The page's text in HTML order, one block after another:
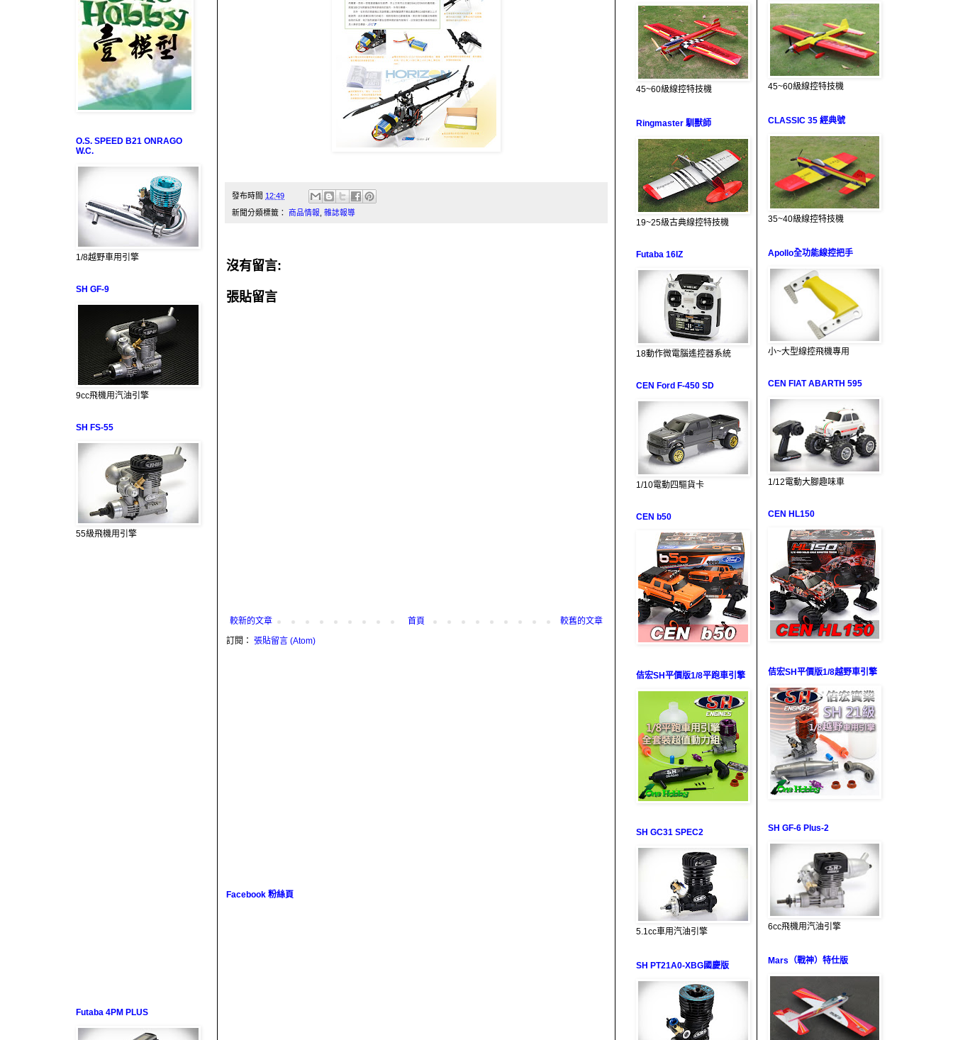
發布時間 12:49
新聞分類標籤： 商品情報, 雜誌報導
沒有留言:
張貼留言
較新的文章 較舊的文章
首頁
訂閱： 張貼留言 (Atom)
Facebook 粉絲頁
O.S. SPEED B21 ONRAGO
W.C.
1/8越野車用引擎
SH GF-9
9cc飛機用汽油引擎
SH FS-55
55級飛機用引擎
Futaba 4PM PLUS
45~60級線控特技機
Ringmaster 馴獸師
19~25級古典線控特技機
Futaba 16IZ
18動作微電腦遙控器系統
CEN Ford F-450 SD
1/10電動四驅貨卡
CEN b50
佶宏SH平價版1/8平跑車引擎
SH GC31 SPEC2
5.1cc車用汽油引擎
SH PT21A0-XBG國慶版
45~60級線控特技機
CLASSIC 35 經典號
35~40級線控特技機
Apollo全功能線控把手
小~大型線控飛機專用
CEN FIAT ABARTH 595
1/12電動大腳趣味車
CEN HL150
佶宏SH平價版1/8越野車引擎
SH GF-6 Plus-2
6cc飛機用汽油引擎
Mars（戰神）特仕版